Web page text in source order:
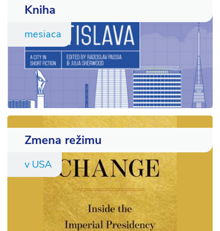
Kniha
mesiaca
Zmena režimu
v USA